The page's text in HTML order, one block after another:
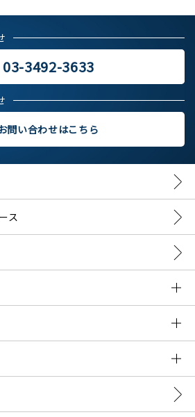
03-3492-3633
問い合わせはこちら
ス